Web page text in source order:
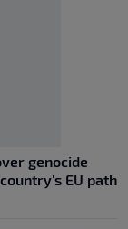
genocide
EU path